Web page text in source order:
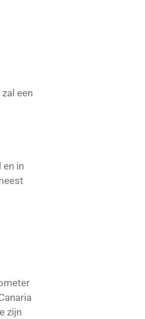
een
en in
zijn